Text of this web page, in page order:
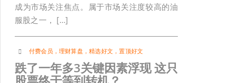
成为市场关注焦点。属于市场关注度较高的油
服股之一， […]
付费会员 ，理财算盘 ，精选好文 ，置顶好文
跌了一年多3关键因素浮现 这只